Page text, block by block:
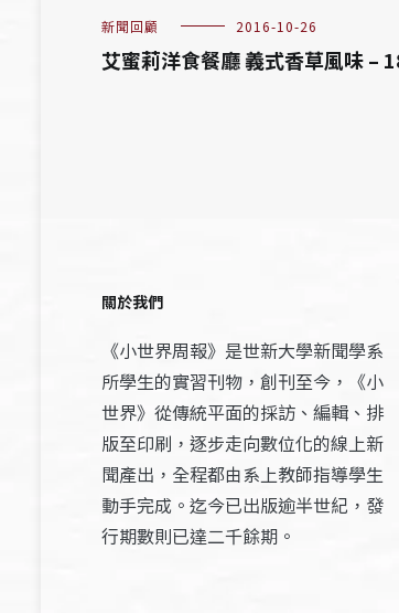
新聞回顧 2016-10-26
艾蜜莉洋食餐廳 義式香草風味 –
關於我們
《小世界周報》是世新大學新聞學系
所學生的實習刊物，創刊至今，《小
世界》從傳統平面的採訪、編輯、排
版至印刷，逐步走向數位化的線上新
聞產出，全程都由系上教師指導學生
動手完成。迄今已出版逾半世紀，發
行期數則已達二千餘期。